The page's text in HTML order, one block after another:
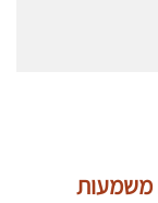
משמעות